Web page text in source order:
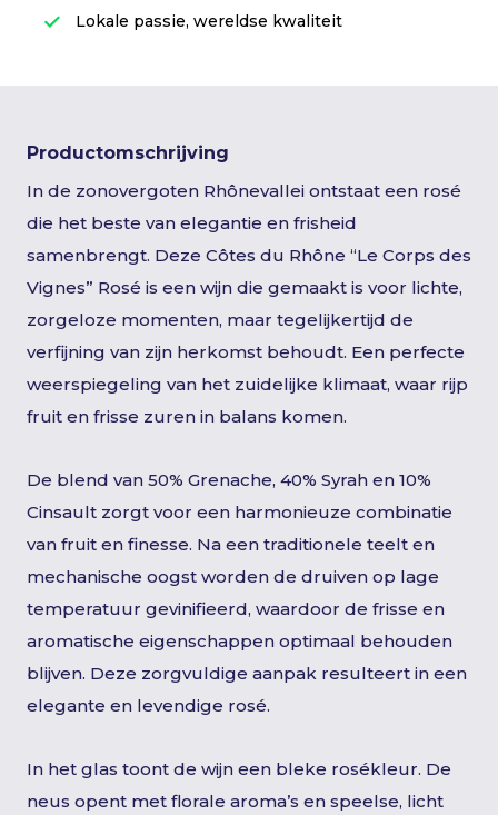
Lokale passie, wereldse kwaliteit
Productomschrijving
In de zonovergoten Rhônevallei ontstaat een rosé
die het beste van elegantie en frisheid
samenbrengt. Deze Côtes du Rhône “Le Corps des
Vignes” Rosé is een wijn die gemaakt is voor lichte,
zorgeloze momenten, maar tegelijkertijd de
verfijning van zijn herkomst behoudt. Een perfecte
weerspiegeling van het zuidelijke klimaat, waar rijp
fruit en frisse zuren in balans komen.
De blend van 50% Grenache, 40% Syrah en 10%
Cinsault zorgt voor een harmonieuze combinatie
van fruit en finesse. Na een traditionele teelt en
mechanische oogst worden de druiven op lage
temperatuur gevinifieerd, waardoor de frisse en
aromatische eigenschappen optimaal behouden
blijven. Deze zorgvuldige aanpak resulteert in een
elegante en levendige rosé.
In het glas toont de wijn een bleke rosékleur. De
neus opent met florale aroma’s en speelse, licht